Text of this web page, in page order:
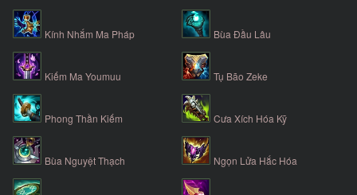
Kính Nhắm Ma Pháp Bùa Đầu Lâu
Kiếm Ma Youmuu Tụ Bão Zeke
Phong Thần Kiếm Cưa Xích Hóa Kỹ
Bùa Nguyệt Thạch Ngọn Lửa Hắc Hóa